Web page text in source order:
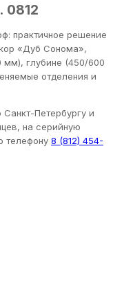
0812
практичное решение
«Дуб Сонома»,
мм), глубине (450/600
отделения и
Петербургу и
на серийную
телефону 8 (812) 454-